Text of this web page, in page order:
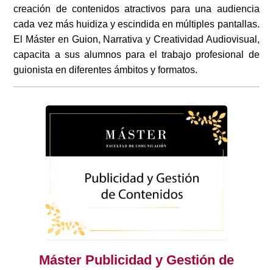
creación de contenidos atractivos para una audiencia
cada vez más huidiza y escindida en múltiples pantallas.
El Máster en Guion, Narrativa y Creatividad Audiovisual,
capacita a sus alumnos para el trabajo profesional de
guionista en diferentes ámbitos y formatos.
Máster Publicidad y Gestión de